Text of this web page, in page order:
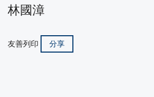
林國漳
友善列印
分享